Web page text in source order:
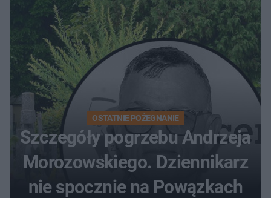
OSTATNIE POŻEGNANIE
Szczegóły pogrzebu Andrzeja
Morozowskiego. Dziennikarz
nie spocznie na Powązkach